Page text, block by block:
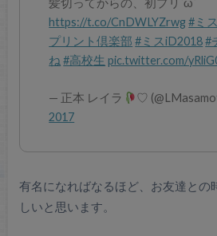
https://t.co/CnDWLYZrwg #ミ
プリント倶楽部 #ミスiD2018#
ね #高校生 pic.twitter.com/
— 正本 レイラ ♡
2017
有名になればなるほど、お友達との
しいと思います。